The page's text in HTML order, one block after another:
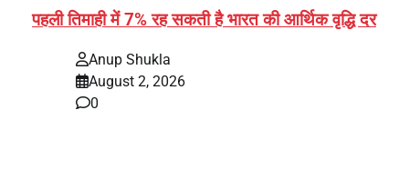
पहली तिमाही में 7% रह सकती है भारत की आर्थिक वृद्धि दर
Anup Shukla
August 2, 2026
0